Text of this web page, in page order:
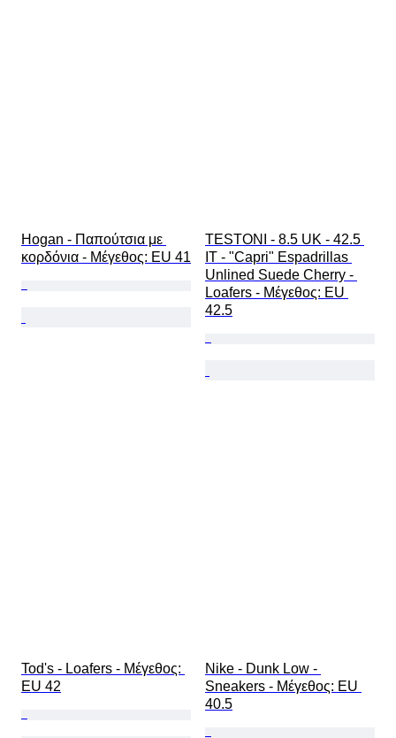
Hogan - Παπούτσια με
κορδόνια - Mέγεθος: EU 41
TESTONI - 8.5 UK - 42.5
IT - "Capri" Espadrillas
Unlined Suede Cherry -
Loafers - Mέγεθος: EU
42.5
Tod's - Loafers - Mέγεθος:
EU 42
Nike - Dunk Low -
Sneakers - Mέγεθος: EU
40.5